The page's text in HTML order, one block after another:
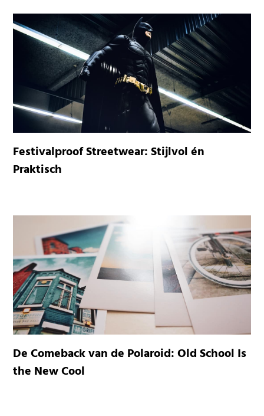
Festivalproof Streetwear: Stijlvol én
Praktisch
De Comeback van de Polaroid: Old School Is
the New Cool